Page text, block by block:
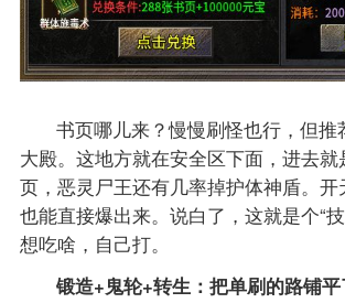
书页哪儿来？慢慢刷怪也行，但推
大殿。这地方就在安全区下面，进去就
页，恶灵尸王还有几率掉护体神盾。
也能直接爆出来。说白了，这就是个“技
想吃啥，自己打。
锻造+鬼轮+转生：把单刷的路铺平